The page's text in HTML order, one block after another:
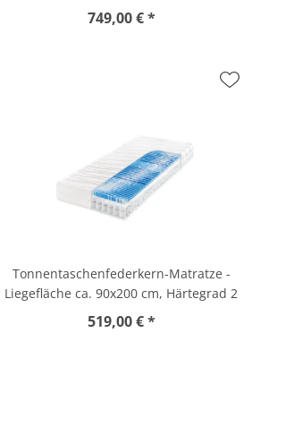
749,00 € *
Tonnentaschenfederkern-Matratze -
Liegefläche ca. 90x200 cm, Härtegrad 2
519,00 € *